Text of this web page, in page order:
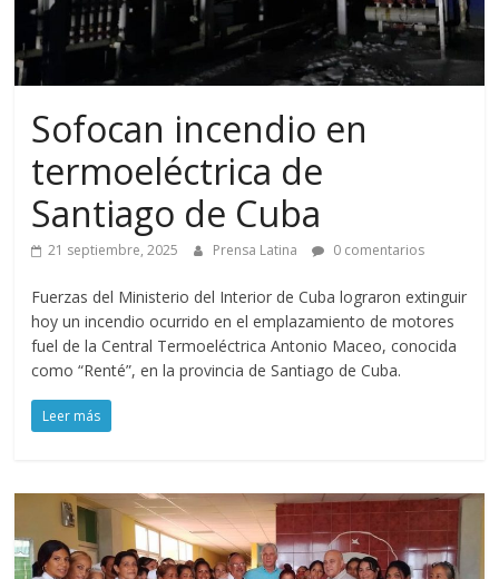
Sofocan incendio en
termoeléctrica de
Santiago de Cuba
21 septiembre, 2025 Prensa Latina 0 comentarios
Fuerzas del Ministerio del Interior de Cuba lograron extinguir
hoy un incendio ocurrido en el emplazamiento de motores
fuel de la Central Termoeléctrica Antonio Maceo, conocida
como “Renté”, en la provincia de Santiago de Cuba.
Leer más